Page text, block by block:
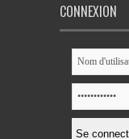
CONNEXION